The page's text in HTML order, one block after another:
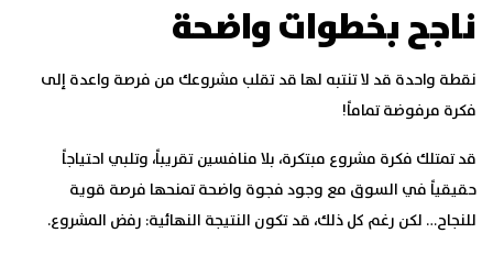
ناجح بخطوات واضحة
نقطة واحدة قد لا تنتبه لها قد تقلب مشروعك من فرصة واعدة إلى
فكرة مرفوضة تماماً!
قد تمتلك فكرة مشروع مبتكرة، بلا منافسين تقريباً، وتلبي احتياجاً
حقيقياً في السوق مع وجود فجوة واضحة تمنحها فرصة قوية
للنجاح… لكن رغم كل ذلك، قد تكون النتيجة النهائية: رفض المشروع.